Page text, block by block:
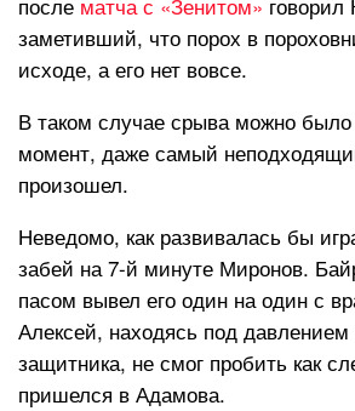
заметивший, что порох в
исходе, а его нет вовсе.
В таком случае срыва можно
момент, даже самый
произошел.
Неведомо, как развивалась бы
забей на 7-й минуте Миронов.
пасом вывел его один на один с
Алексей, находясь под
защитника, не смог пробить как
пришелся в Адамова.